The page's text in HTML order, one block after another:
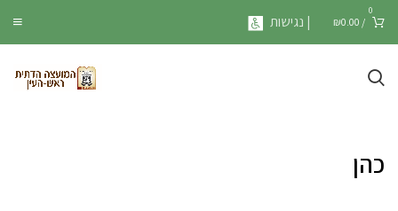
0
/
₪0.00 | נגישות
כהן